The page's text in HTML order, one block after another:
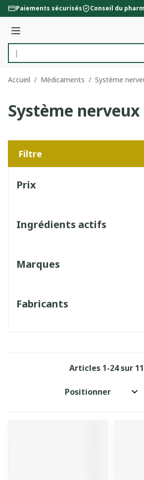
Aller au contenu
Paiements sécurisés Conseil du
Menu
Rechercher
Accueil / Médicaments / Système
Système nerveux
Filtre
Prix
Ingrédients actifs
Marques
Fabricants
Articles 1-24sur
Trier par: